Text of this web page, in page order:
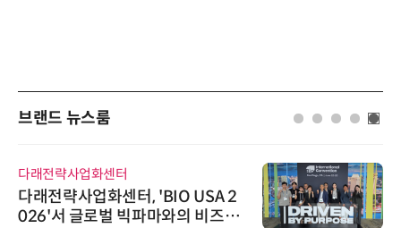
브랜드 뉴스룸
다래전략사업화센터
다래전략사업화센터, 'BIO USA 2
026'서 글로벌 빅파마와의 비즈니